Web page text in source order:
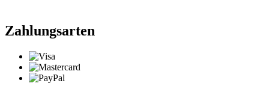
Zahlungsarten